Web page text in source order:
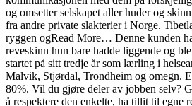
og omsetter selskapet aller huder og
fra andre private slakterier i Norge.
ryggen ogRead More… Denne kunden
reveskinn hun bare hadde liggende og
startet på sitt tredje år som lærling i
Malvik, Stjørdal, Trondheim og omegn.
80%. Vil du gjøre deler av jobben selv?
å respektere den enkelte, ha tillit til egne